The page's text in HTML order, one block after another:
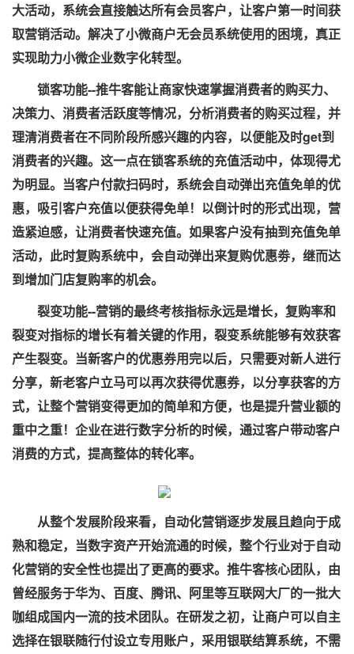
大活动，系统会直接触达所有会员客户，让客户第一时间获
取营销活动。解决了小微商户无会员系统使用的困境，真正
实现助力小微企业数字化转型。
锁客功能--推牛客能让商家快速掌握消费者的购买力、
决策力、消费者活跃度等情况，分析消费者的购买过程，并
理清消费者在不同阶段所感兴趣的内容，以便能及时get到
消费者的兴趣。这一点在锁客系统的充值活动中，体现得尤
为明显。当客户付款扫码时，系统会自动弹出充值免单的优
惠，吸引客户充值以便获得免单！以倒计时的形式出现，营
造紧迫感，让消费者快速充值。如果客户没有抽到充值免单
活动，此时复购系统中，会自动弹出来复购优惠劵，继而达
到增加门店复购率的机会。
裂变功能--营销的最终考核指标永远是增长，复购率和
裂变对指标的增长有着关键的作用，裂变系统能够有效获客
产生裂变。当新客户的优惠券用完以后，只需要对新人进行
分享，新老客户立马可以再次获得优惠券，以分享获客的方
式，让整个营销变得更加的简单和方便，也是提升营业额的
重中之重！企业在进行数字分析的时候，通过客户带动客户
消费的方式，提高整体的转化率。
从整个发展阶段来看，自动化营销逐步发展且趋向于成
熟和稳定，当数字资产开始流通的时候，整个行业对于自动
化营销的安全性也提出了更高的要求。推牛客核心团队，由
曾经服务于华为、百度、腾讯、阿里等互联网大厂的一批大
咖组成国内一流的技术团队。在研发之初，让商户可以自主
选择在银联随行付设立专用账户，采用银联结算系统，不需